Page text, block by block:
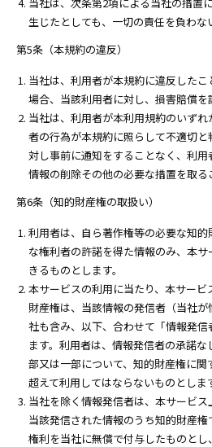
生じたとしても、一切の責任を負わな
第5条（本規約の違反）
当社は、利用者が本規約に違反した
場合、当該利用者に対し、損害賠償を
当社は、利用者が本利用規約のいず
者の行為が本規約に照らして不適切
対し事前に通知をすることなく、利
情報の削除その他の必要な措置を取る
第6条（知的財産権の取扱い）
利用者は、自ら著作権等の必要な知
な権利者の許諾を得た情報のみ、本
きるものとします。
本サービスの利用に当たり、本サー
財産権は、当該情報の発信者（当社
社も含み、以下、合わせて「情報発
ます。利用者は、情報発信者の承諾
部又は一部について、知的財産権に
超えて利用してはならないものとしま
当社を除く情報発信者は、本サービス
当該発信された情報のうち知的財産
権利を当社に無償で付与したものと